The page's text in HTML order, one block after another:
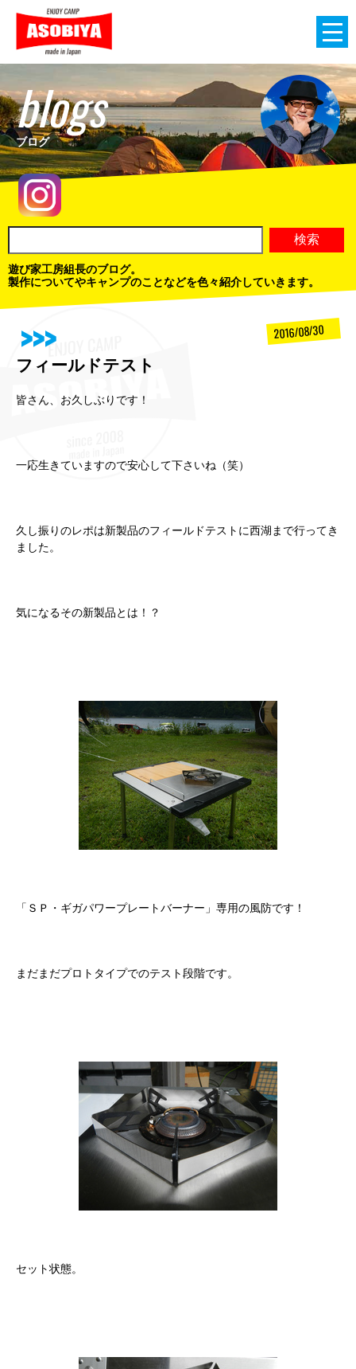
blogs
ブログ
遊び家工房組長のブログ。
製作についてやキャンプのことなどを色々紹介していきます。
フィールドテスト
2016/08/30
皆さん、お久しぶりです！
一応生きていますので安心して下さいね（笑）
久し振りのレポは新製品のフィールドテストに西湖まで行ってき
ました。
気になるその新製品とは！？
「ＳＰ・ギガパワープレートバーナー」専用の風防です！
まだまだプロトタイプでのテスト段階です。
セット状態。